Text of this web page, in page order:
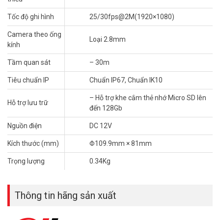
– Xuất xứ: Trung Quốc
– Bảo hành: 24 tháng
Để cập nhật thông tin giá camera giám sát DAHUA mới nhất, quý
khách hàng vui lòng liên hệ HOTLINE 1900 9259 – (028) 35 166 166
– (028) 3962 5555 – (024) 6256 1111 – (024) 3273 6666 để được
hỗ trợ tốt nhất.
Tham khảo các kênh thông tin khác:
– Facebook:https://www.facebook.com/vuhoangtelecom/
https://www.youtube.com/c/VuhoangTVChannel
– Website: https://vuhoangtelecom.vn/
Tốc độ ghi hình 25/30fps@2M(1920×1080)
Camera theo ống
kính
Loại 2.8mm
Tầm quan sát – 30m
Tiêu chuẩn IP Chuẩn IP67, Chuẩn IK10
Hỗ trợ lưu trữ
– Hỗ trợ khe cắm thẻ nhớ Micro SD lên
đến 128Gb
Nguồn điện DC 12V
Kích thước (mm) Φ109.9mm × 81mm
Trọng lượng 0.34Kg
Thông tin hãng sản xuất